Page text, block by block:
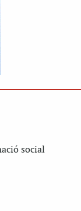
social